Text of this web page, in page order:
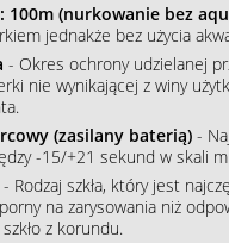
100m (nurkowanie bez
jednakże bez użycia
- Okres ochrony udzielanej
nie wynikającej z winy
(zasilany baterią)-
-15/+21 sekund w skali
Rodzaj szkła, który jest
na zarysowania niż
z korundu.